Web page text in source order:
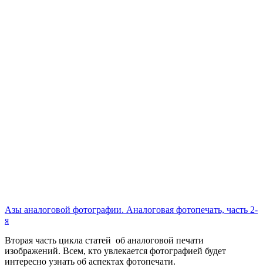
Азы аналоговой фотографии. Аналоговая фотопечать, часть 2-
я
Вторая часть цикла статей об аналоговой печати
изображений. Всем, кто увлекается фотографией будет
интересно узнать об аспектах фотопечати.